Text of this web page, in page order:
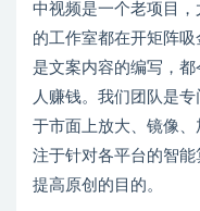
中视频是一个老项目
的工作室都在开矩阵
是文案内容的编写，
人赚钱。我们团队是
于市面上放大、镜像
注于针对各平台的智能
提高原创的目的。